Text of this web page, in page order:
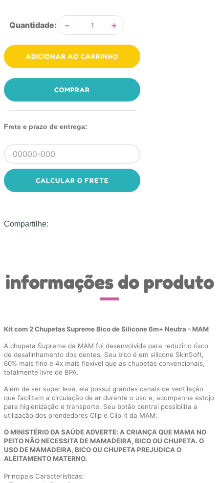
Quantidade ＋
－
ADICIONAR AO CARRINHO
COMPRAR
Frete e prazo de entrega:
CALCULAR O FRETE
Compartilhe:
informações do produto
Kit com 2 Chupetas Supreme Bico de Silicone 6m+ Neutra - MAM
A chupeta Supreme da MAM foi desenvolvida para reduzir o risco
de desalinhamento dos dentes. Seu bico é em silicone SkinSoft,
60% mais fino e 4x mais flexível que as chupetas convencionais,
totalmente livre de BPA.
Além de ser super leve, ela possui grandes canais de ventilação
que facilitam a circulação de ar durante o uso e, acompanha estojo
para higienização e transporte. Seu botão central possibilita a
utilização dos prendedores Clip e Clip It da MAM.
O MINISTÉRIO DA SAÚDE ADVERTE: A CRIANÇA QUE MAMA NO
PEITO NÃO NECESSITA DE MAMADEIRA, BICO OU CHUPETA. O
USO DE MAMADEIRA, BICO OU CHUPETA PREJUDICA O
ALEITAMENTO MATERNO.
Principais Características: